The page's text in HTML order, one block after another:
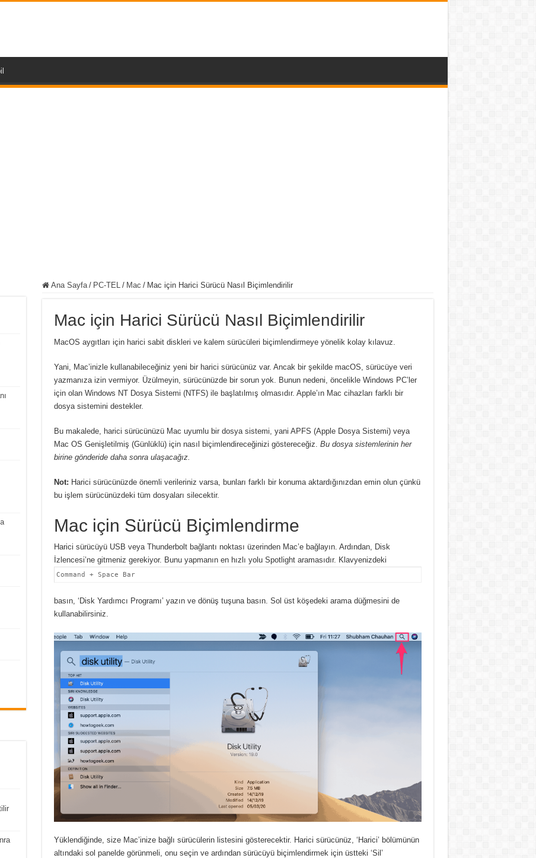
Ana Sayfa / PC-TEL / Mac / Mac için Harici Sürücü Nasıl Biçimlendirilir
Mac için Harici Sürücü Nasıl Biçimlendirilir
MacOS aygıtları için harici sabit diskleri ve kalem sürücüleri biçimlendirmeye yönelik kolay kılavuz.
Yani, Mac’inizle kullanabileceğiniz yeni bir harici sürücünüz var. Ancak bir şekilde macOS, sürücüye veri
yazmanıza izin vermiyor. Üzülmeyin, sürücünüzde bir sorun yok. Bunun nedeni, öncelikle Windows PC’ler
için olan Windows NT Dosya Sistemi (NTFS) ile başlatılmış olmasıdır. Apple’ın Mac cihazları farklı bir
dosya sistemini destekler.
Bu makalede, harici sürücünüzü Mac uyumlu bir dosya sistemi, yani APFS (Apple Dosya Sistemi) veya
Mac OS Genişletilmiş (Günlüklü) için nasıl biçimlendireceğinizi göstereceğiz. Bu dosya sistemlerinin her
birine gönderide daha sonra ulaşacağız.
Not: Harici sürücünüzde önemli verileriniz varsa, bunları farklı bir konuma aktardığınızdan emin olun çünkü
bu işlem sürücünüzdeki tüm dosyaları silecektir.
Mac için Sürücü Biçimlendirme
Harici sürücüyü USB veya Thunderbolt bağlantı noktası üzerinden Mac’e bağlayın. Ardından, Disk
İzlencesi’ne gitmeniz gerekiyor. Bunu yapmanın en hızlı yolu Spotlight aramasıdır. Klavyenizdeki
Command + Space Bar
basın, ‘Disk Yardımcı Programı’ yazın ve dönüş tuşuna basın. Sol üst köşedeki arama düğmesini de
kullanabilirsiniz.
Yüklendiğinde, size Mac’inize bağlı sürücülerin listesini gösterecektir. Harici sürücünüz, ‘Harici’ bölümünün
altındaki sol panelde görünmeli, onu seçin ve ardından sürücüyü biçimlendirmek için üstteki ‘Sil’